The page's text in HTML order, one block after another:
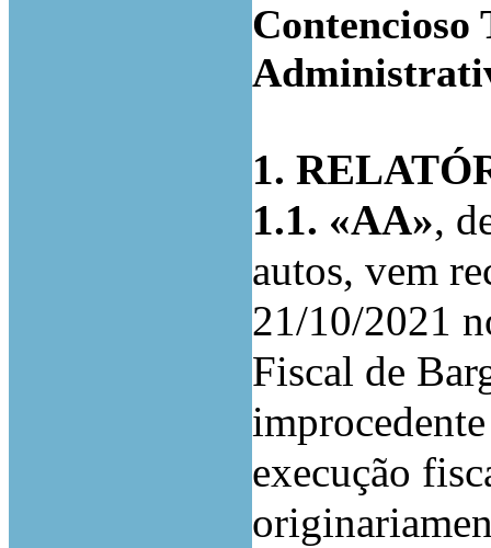
1.
1.1. «AA»,
autos, vem
21/10/2021
Fiscal de
execução